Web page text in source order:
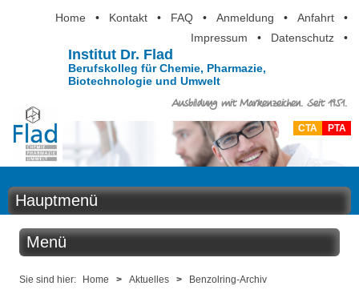
Home • Kontakt • FAQ • Anmeldung • Anfahrt
•
Impressum
• Datenschutz •
Institut Dr. Flad
Berufskolleg für Chemie, Pharmazie,
Biotechnologie und Umwelt
Ausbildung mit Markenzeichen. Seit 1951.
CTA PTA
Hauptmenü
Home
Menü
Aktuelles
Sie sind hier: Home > Aktuelles > Benzolring-Archiv